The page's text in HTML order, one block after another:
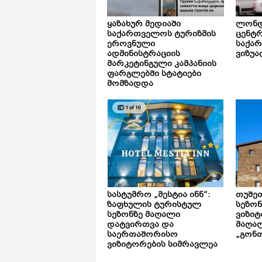
ყაზახურ მედიაში
საქართველოს ტურიზმის
ეროვნული
ადმინისტრაციის
მარკეტინგული კამპანიის
ფარგლებში სტატიები
მომზადდა
სასტუმრო „მესტია ინნ“:
ზაფხულის ტურისტულ
სეზონზე მაღალი
დატვირთვა და
საერთაშორისო
ვიზიტორების სიმრავლეა